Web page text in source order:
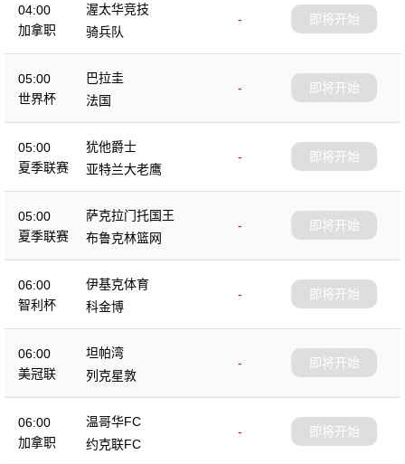
04:00
加拿职
渥太华竞技
-
骑兵队
即将开始
05:00
世界杯
巴拉圭
-
法国
即将开始
05:00
夏季联赛
犹他爵士
-
亚特兰大老鹰
即将开始
05:00
夏季联赛
萨克拉门托国王
-
布鲁克林篮网
即将开始
06:00
智利杯
伊基克体育
-
科金博
即将开始
06:00
美冠联
坦帕湾
-
列克星敦
即将开始
06:00
加拿职
温哥华FC
-
约克联FC
即将开始